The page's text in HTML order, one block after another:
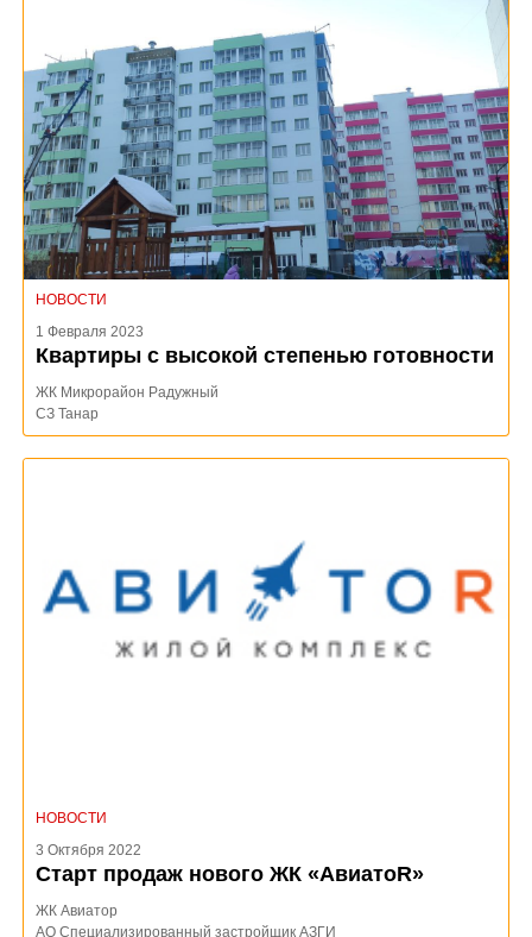
НОВОСТИ
1 Февраля 2023
Квартиры с высокой степенью готовности
ЖК Микрорайон Радужный
СЗ Танар
НОВОСТИ
3 Октября 2022
Старт продаж нового ЖК «АвиатоR»
ЖК Авиатор
АО Специализированный застройщик АЗГИ